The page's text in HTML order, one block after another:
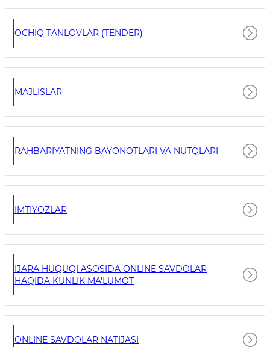
OCHIQ TANLOVLAR (TENDER)
MAJLISLAR
RAHBARIYATNING BAYONOTLARI VA NUTQLARI
IMTIYOZLAR
IJARA HUQUQI ASOSIDA ONLINE SAVDOLAR
HAQIDA KUNLIK MA'LUMOT
ONLINE SAVDOLAR NATIJASI